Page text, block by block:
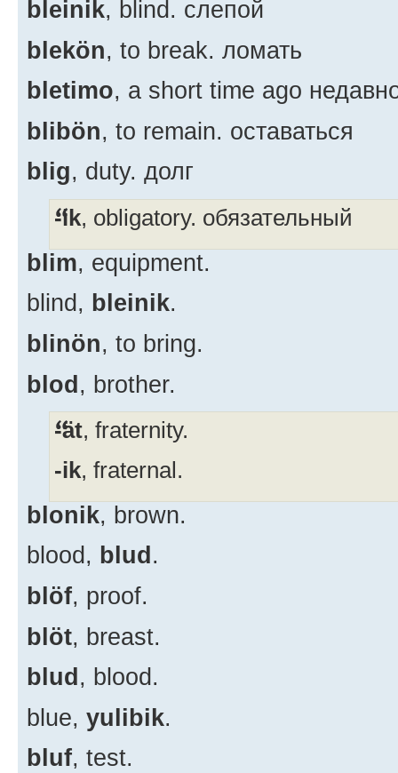
bleinik, blind. слепой
blekön, to break. ломать
bletimo, a short time ago
blibön, to remain. оставаться
blig, duty. долг
-ik, obligatory. обязательный
blim, equipment.
blind, bleinik.
blinön, to bring.
blod, brother.
-ät, fraternity.
-ik, fraternal.
blonik, brown.
blood, blud.
blöf, proof.
blöt, breast.
blud, blood.
blue, yulibik.
bluf, test.